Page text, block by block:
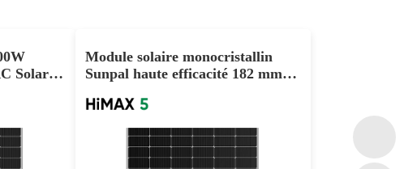
Solar
Module solaire monocristallin
Sunpal haute efficacité 182 mm
PERC